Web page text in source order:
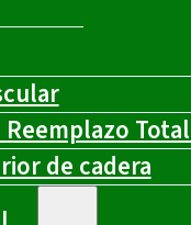
de cadera